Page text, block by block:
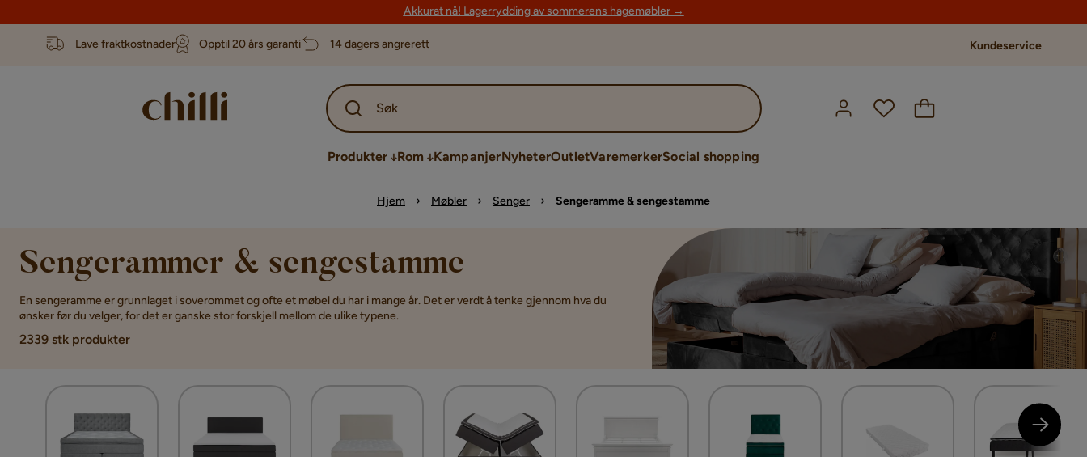
Akkurat nå! Lagerrydding av sommerens hagemøbler →
Lave fraktkostnader Opptil 20 års garanti 14 dagers angrerett Kundeservice
Søk
Produkter Rom KampanjerNyheterOutletVaremerkerSocial shopping
Hjem Møbler Senger Sengeramme & sengestamme
Sengerammer & sengestamme
En sengeramme er grunnlaget i soverommet og ofte et møbel du har i mange år. Det er verdt å tenke gjennom hva du
ønsker før du velger, for det er ganske stor forskjell mellom de ulike typene.
2339 stk produkter